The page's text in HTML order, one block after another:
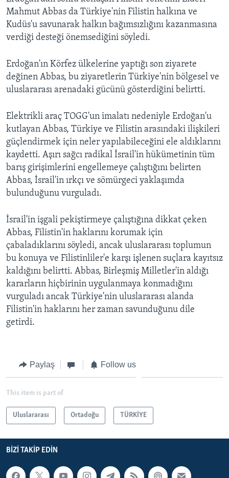
Mahmut Abbas da Türkiye'nin Filistin halkına ve
Kudüs'u savunarak halkın bağımsızlığını kazanmasına
verdiği desteği önemsediğini söyledi.
Erdoğan'ın Körfez ülkelerine yaptığı son ziyarete
değinen Abbas, bu ziyaretlerin Türkiye'nin bölgesel ve
uluslararası arenadaki gücünü gösterdiğini belirtti.
Elektrikli araç TOGG'un imalatı nedeniyle Erdoğan'u
kutlayan Abbas, Türkiye ve Filistin arasındaki ilişkileri
güçlendirmek için neler yapılabileceğini ele aldıklarını
kaydetti. Aşırı sağcı radikal İsrail'in hükümetinin tüm
barış girişimlerini engellemeye çalıştığını belirten
Abbas, İsrail'in ırkçı ve sömürgeci yaklaşımda
bulunduğunu vurguladı.
İsrail'in işgali pekiştirmeye çalıştığına dikkat çeken
Abbas, Filistin'in haklarını korumak için
çabaladıklarını söyledi, ancak uluslararası toplumun
bu konuya ve Filistinliler'e karşı işlenen suçlara kayıtsız
kaldığını belirtti. Abbas, Birleşmiş Milletler'in aldığı
kararların hiçbirinin uygulanmaya konmadığını
vurguladı ancak Türkiye'nin uluslararası alanda
Filistin'in haklarını her zaman savunduğunu dile
getirdi.
Paylaş Follow us
This item is part of
Uluslararası Ortadoğu TÜRKİYE
BIZI TAKIP EDIN